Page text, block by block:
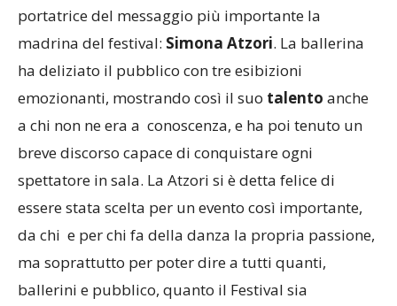
portatrice del messaggio più importante la
madrina del festival: Simona Atzori. La ballerina
ha deliziato il pubblico con tre esibizioni
emozionanti, mostrando così il suo talento anche
a chi non ne era a conoscenza, e ha poi tenuto un
breve discorso capace di conquistare ogni
spettatore in sala. La Atzori si è detta felice di
essere stata scelta per un evento così importante,
da chi e per chi fa della danza la propria passione,
ma soprattutto per poter dire a tutti quanti,
ballerini e pubblico, quanto il Festival sia